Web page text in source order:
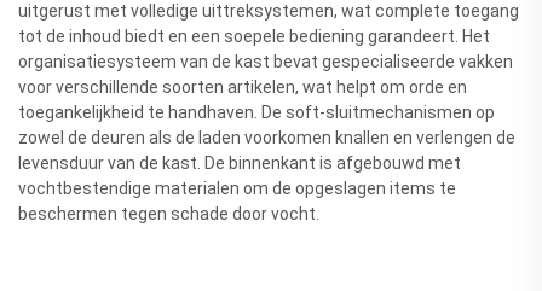
uitgerust met volledige uittreksystemen, wat complete toegang
tot de inhoud biedt en een soepele bediening garandeert. Het
organisatiesysteem van de kast bevat gespecialiseerde vakken
voor verschillende soorten artikelen, wat helpt om orde en
toegankelijkheid te handhaven. De soft-sluitmechanismen op
zowel de deuren als de laden voorkomen knallen en verlengen de
levensduur van de kast. De binnenkant is afgebouwd met
vochtbestendige materialen om de opgeslagen items te
beschermen tegen schade door vocht.